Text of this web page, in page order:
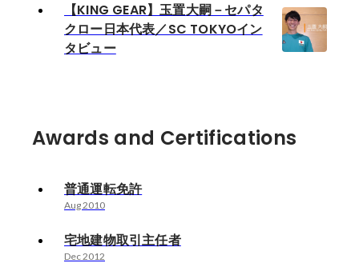
【KING GEAR】玉置大嗣－セパタ
クロー日本代表／SC TOKYOイン
タビュー
Awards and Certifications
普通運転免許
Aug 2010
宅地建物取引主任者
Dec 2012